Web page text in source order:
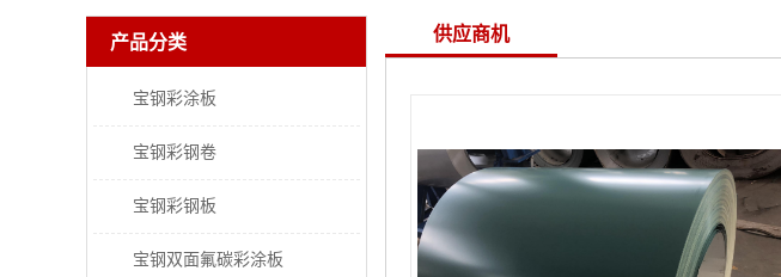
产品分类
宝钢彩涂板
宝钢彩钢卷
宝钢彩钢板
宝钢双面氟碳彩涂板
供应商机